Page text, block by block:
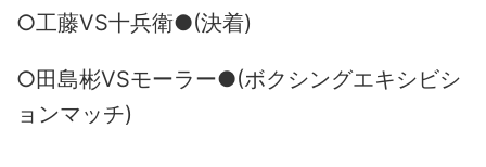
○工藤VS十兵衛●(決着)
○田島彬VSモーラー●(ボクシングエキシビシ
ョンマッチ)